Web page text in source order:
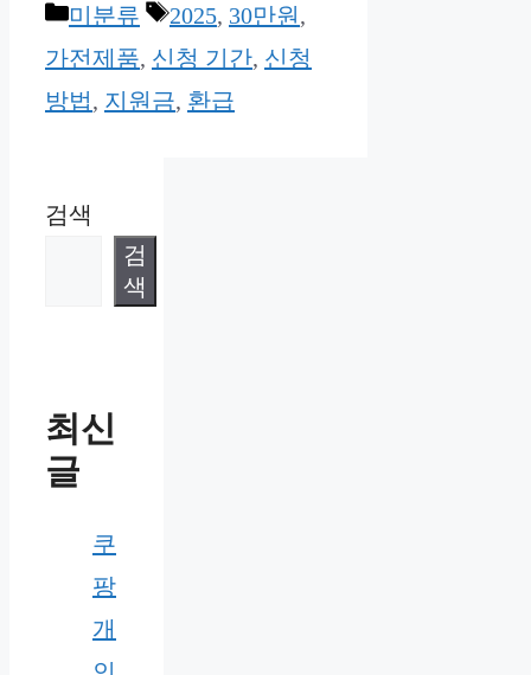
Categories
미분류 Tags
2025, 30만원 ,
가전제품, 신청 기간, 신청
방법, 지원금, 환급
검색
검
색
최신
글
쿠
팡
개